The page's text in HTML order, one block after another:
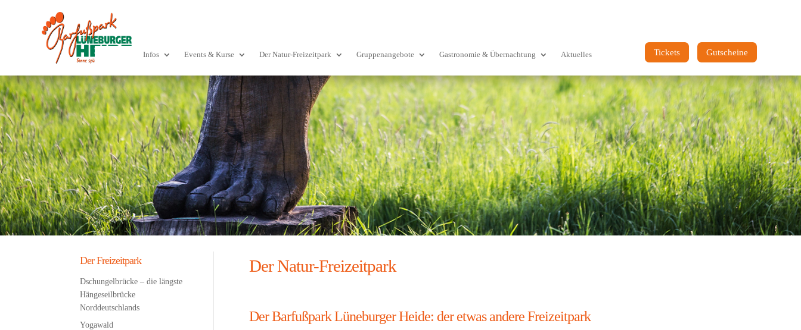
Infos Events & Kurse Der Natur-Freizeitpark Gruppenangebote Gastronomie & Übernachtung Aktuelles Tickets Gutscheine
Der Freizeitpark
Dschungelbrücke – die längste
Hängeseilbrücke
Norddeutschlands
Yogawald
Der Natur-Freizeitpark
Der Barfußpark Lüneburger Heide: der etwas andere Freizeitpark